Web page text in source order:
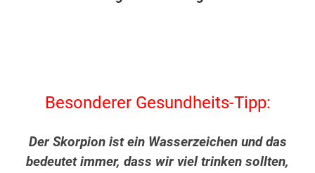
Besonderer Gesundheits-Tipp:
Der Skorpion ist ein Wasserzeichen und das
bedeutet immer, dass wir viel trinken sollten,